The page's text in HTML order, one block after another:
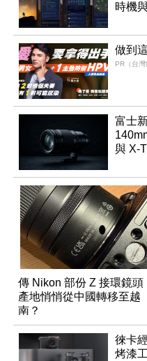
時機
做到
PR（台灣
富士
與 X-
傳 Nikon 部份 Z 接環鏡頭
產地悄悄從中國轉移至越
南？
徠卡
烤漆